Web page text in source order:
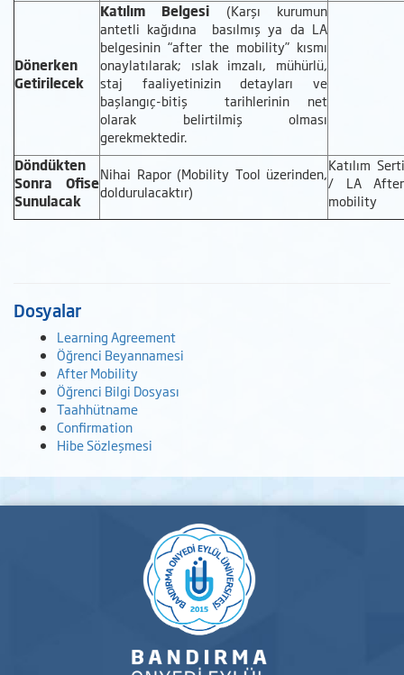
Dönerken
Getirilecek
Katılım Belgesi (Karşı kurumun
antetli kağıdına basılmış ya da LA
belgesinin “after the mobility” kısmı
onaylatılarak; ıslak imzalı, mühürlü,
staj faaliyetinizin detayları ve
başlangıç-bitiş tarihlerinin net
olarak belirtilmiş olması
gerekmektedir.
Döndükten
Sonra Ofise
Sunulacak
Nihai Rapor (Mobility Tool üzerinden,
doldurulacaktır)
Katılım
/ LA
mobility
Dosyalar
Learning Agreement
Öğrenci Beyannamesi
After Mobility
Öğrenci Bilgi Dosyası
Taahhütname
Confirmation
Hibe Sözleşmesi